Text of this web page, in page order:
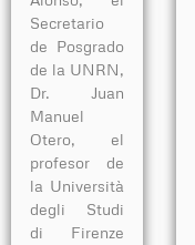
Secretario
de Posgrado
de la UNRN,
Dr. Juan
Manuel
Otero, el
profesor de
la Università
degli Studi
di Firenze